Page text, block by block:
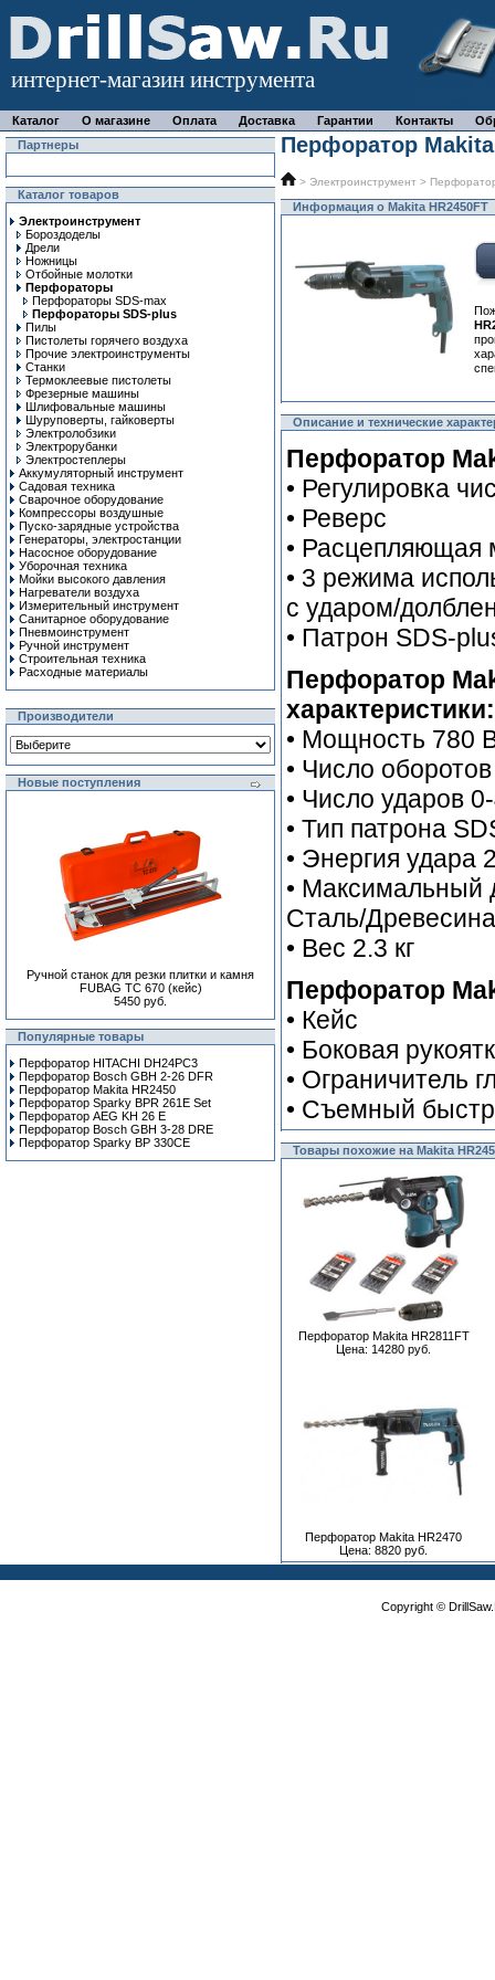
интернет-магазин инструмента
Каталог О магазине Оплата Доставка Гарантии Контакты
Партнеры
Каталог товаров
Электроинструмент
Бороздоделы
Дрели
Ножницы
Отбойные молотки
Перфораторы
Перфораторы SDS-max
Перфораторы SDS-plus
Пилы
Пистолеты горячего воздуха
Прочие электроинструменты
Станки
Термоклеевые пистолеты
Фрезерные машины
Шлифовальные машины
Шуруповерты, гайковерты
Электролобзики
Электрорубанки
Электростеплеры
Аккумуляторный инструмент
Садовая техника
Сварочное оборудование
Компрессоры воздушные
Пуско-зарядные устройства
Генераторы, электростанции
Насосное оборудование
Уборочная техника
Мойки высокого давления
Нагреватели воздуха
Измерительный инструмент
Санитарное оборудование
Пневмоинструмент
Ручной инcтрумент
Строительная техника
Расходные материалы
Производители
Новые поступления
Ручной станок для резки плитки и камня
FUBAG TC 670 (кейс)
5450 руб.
Популярные товары
Перфоратор HITACHI DH24PC3
Перфоратор Bosch GBH 2-26 DFR
Перфоратор Makita HR2450
Перфоратор Sparky BPR 261E Set
Перфоратор AEG KH 26 E
Перфоратор Bosch GBH 3-28 DRE
Перфоратор Sparky BP 330CE
Перфоратор Makita
> Электроинструмент >
Информация о Makita HR2450FT
Описание и технические
Перфоратор
• Регулировка
• Реверс
• Расцепляющая
• 3 режима
с ударом/
• Патрон SDS-
Перфоратор
характеристики:
• Мощность 780
• Число
• Число ударов
• Тип патрона
• Энергия удара
• Максимальный
Сталь/
• Вес 2.3 кг
Перфоратор
• Кейс
• Боковая
• Ограничитель
• Съемный
Товары похожие на Makita
Перфоратор Makita HR2811FT
Цена: 14280 руб.
Перфоратор Makita HR2470
Цена: 8820 руб.
Copyright ©